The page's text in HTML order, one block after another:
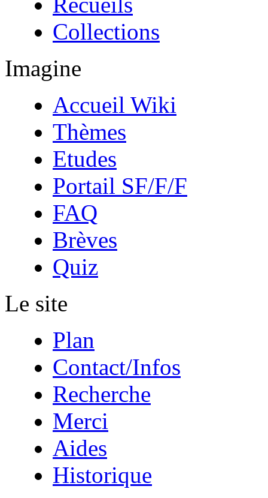
Collections
Imagine
Accueil Wiki
Thèmes
Etudes
Portail SF/F/F
FAQ
Brèves
Quiz
Le site
Plan
Contact/Infos
Recherche
Merci
Aides
Historique